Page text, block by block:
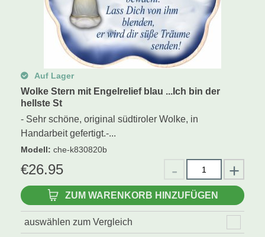
Auf Lager
Wolke Stern mit Engelrelief blau ...Ich bin der
hellste St
- Sehr schöne, original südtiroler Wolke, in
Handarbeit gefertigt.-...
Modell: che-k830820b
€26.95
ZUM WARENKORB HINZUFÜGEN
auswählen zum Vergleich